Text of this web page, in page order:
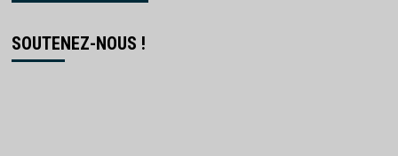
SOUTENEZ-NOUS !